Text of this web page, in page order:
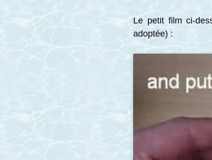
Le petit film ci-
adoptée) :